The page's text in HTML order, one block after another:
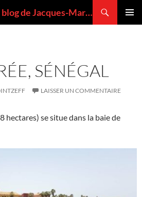
VOLCANMANIA : le blog de Jacques-Marie BARDINTZEFF, volcanologue
SÉNÉGAL
LAISSER UN COMMENTAIRE
hectares) se situe dans la baie de